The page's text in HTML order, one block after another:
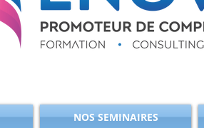
NOS SEMINAIRES